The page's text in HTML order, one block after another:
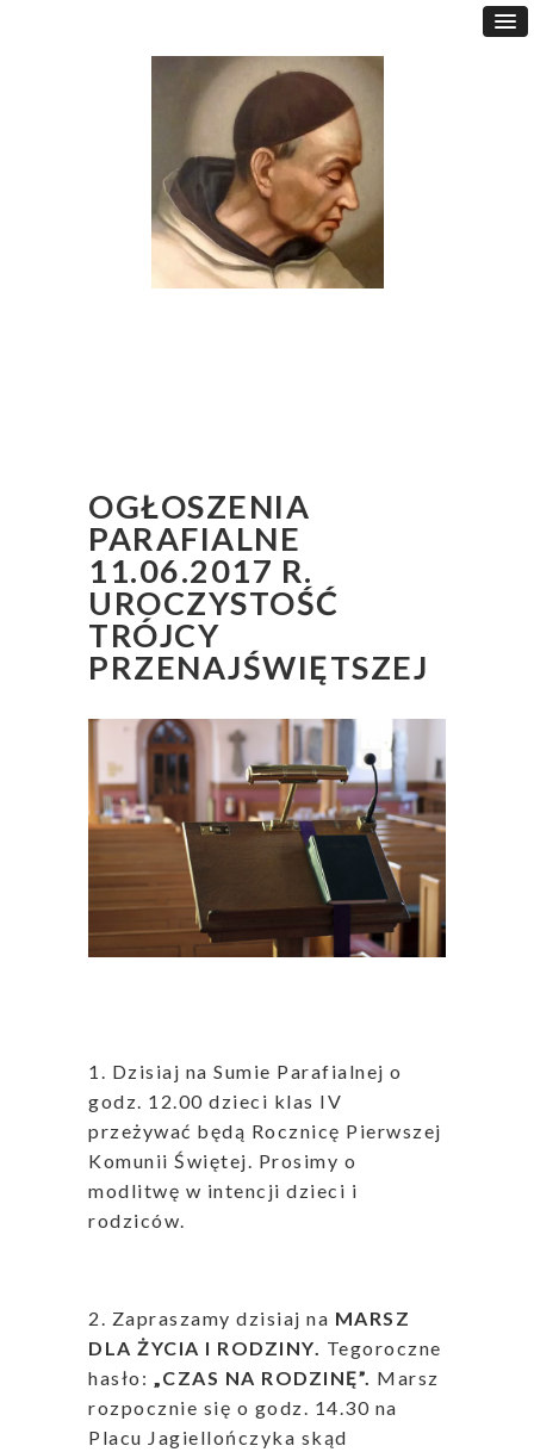
OGŁOSZENIA
PARAFIALNE
11.06.2017 R.
UROCZYSTOŚĆ
TRÓJCY
PRZENAJŚWIĘTSZEJ
1. Dzisiaj na Sumie Parafialnej o
godz. 12.00 dzieci klas IV
przeżywać będą Rocznicę Pierwszej
Komunii Świętej. Prosimy o
modlitwę w intencji dzieci i
rodziców.
2. Zapraszamy dzisiaj na MARSZ
DLA ŻYCIA I RODZINY. Tegoroczne
hasło: „CZAS NA RODZINĘ”. Marsz
rozpocznie się o godz. 14.30 na
Placu Jagiellończyka skąd